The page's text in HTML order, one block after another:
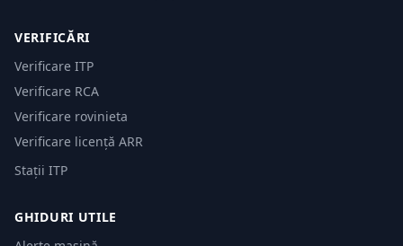
VERIFICĂRI
Verificare ITP
Verificare RCA
Verificare rovinieta
Verificare licență ARR
Stații ITP
GHIDURI UTILE